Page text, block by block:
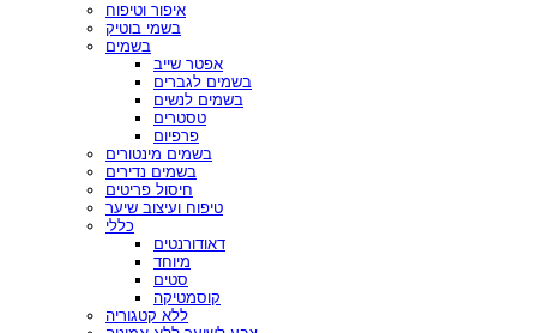
איפור וטיפוח
בשמי בוטיק
בשמים
אפטר שייב
בשמים לגברים
בשמים לנשים
טסטרים
פרפיום
בשמים מינטורים
בשמים נדירים
חיסול פריטים
טיפוח ועיצוב שיער
כללי
דאודורנטים
מיוחד
סטים
קוסמטיקה
ללא קטגוריה